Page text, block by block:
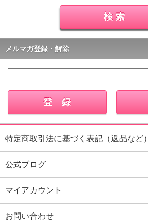
メルマガ登録・解除
特定商取引法に基づく表記（返品など）
公式ブログ
マイアカウント
お問い合わせ